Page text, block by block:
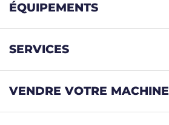
ÉQUIPEMENTS
SERVICES
VENDRE VOTRE MACHINE